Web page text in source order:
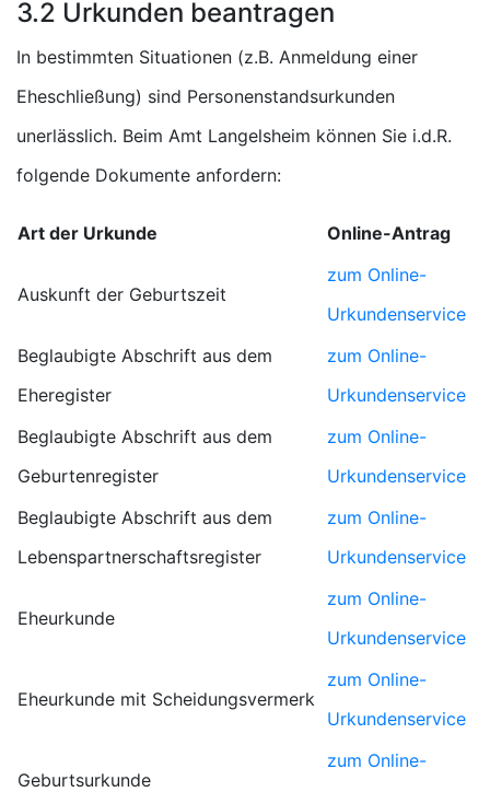
3.2 Urkunden beantragen
In bestimmten Situationen (z.B. Anmeldung einer
Eheschließung) sind Personenstandsurkunden
unerlässlich. Beim Amt Langelsheim können Sie i.d.R.
folgende Dokumente anfordern:
Art der Urkunde Online-Antrag
Auskunft der Geburtszeit
zum Online-
Urkundenservice
Beglaubigte Abschrift aus dem
Eheregister
zum Online-
Urkundenservice
Beglaubigte Abschrift aus dem
Geburtenregister
zum Online-
Urkundenservice
Beglaubigte Abschrift aus dem
Lebenspartnerschaftsregister
zum Online-
Urkundenservice
Eheurkunde
zum Online-
Urkundenservice
Eheurkunde mit Scheidungsvermerk
zum Online-
Urkundenservice
Geburtsurkunde
zum Online-